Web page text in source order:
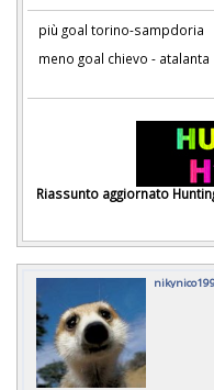
più goal torino-sampdoria
meno goal chievo - atalanta
Riassunto aggiornato